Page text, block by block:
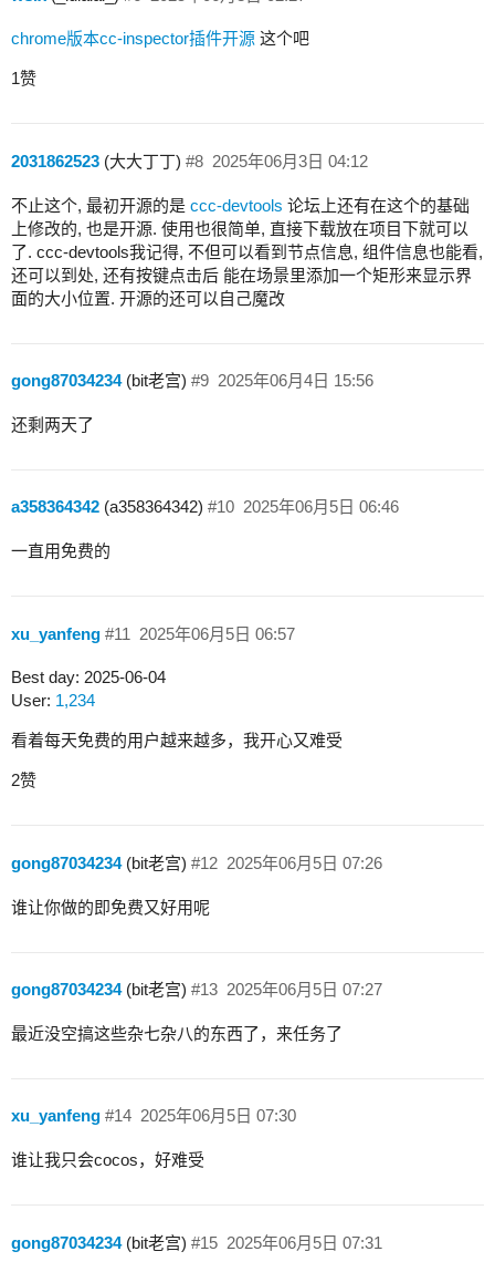
chrome版本cc-inspector插件开源 这个吧
1赞
2031862523 (大大丁丁) 2025年06月3日 04:12
#8
不止这个, 最初开源的是 ccc-devtools 论坛上还有在这个的基础
上修改的, 也是开源. 使用也很简单, 直接下载放在项目下就可以
了. ccc-devtools我记得, 不但可以看到节点信息, 组件信息也能看,
还可以到处, 还有按键点击后 能在场景里添加一个矩形来显示界
面的大小位置. 开源的还可以自己魔改
gong87034234(bit老宫) 2025年06月4日 15:56
#9
还剩两天了
a358364342 (a358364342) 2025年06月5日 06:46
#10
一直用免费的
xu_yanfeng 2025年06月5日 06:57
#11
Best day: 2025-06-04
User: 1,234
看着每天免费的用户越来越多，我开心又难受
2赞
gong87034234(bit老宫) 2025年06月5日 07:26
#12
谁让你做的即免费又好用呢
gong87034234(bit老宫) 2025年06月5日 07:27
#13
最近没空搞这些杂七杂八的东西了，来任务了
xu_yanfeng 2025年06月5日 07:30
#14
谁让我只会cocos，好难受
gong87034234(bit老宫) 2025年06月5日 07:31
#15